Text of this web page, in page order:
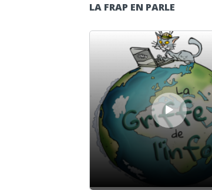
LA FRAP EN PARLE
Lecteur audio